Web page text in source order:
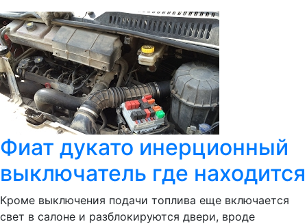
Фиат дукато инерционный
выключатель где находится
Кроме выключения подачи топлива еще включается
свет в салоне и разблокируются двери, вроде